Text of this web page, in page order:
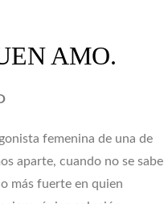
AMO.
femenina de una de
aparte, cuando no se sabe
más fuerte en quien